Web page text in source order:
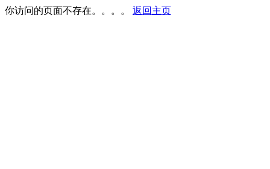
你访问的页面不存在。。。。 返回主页